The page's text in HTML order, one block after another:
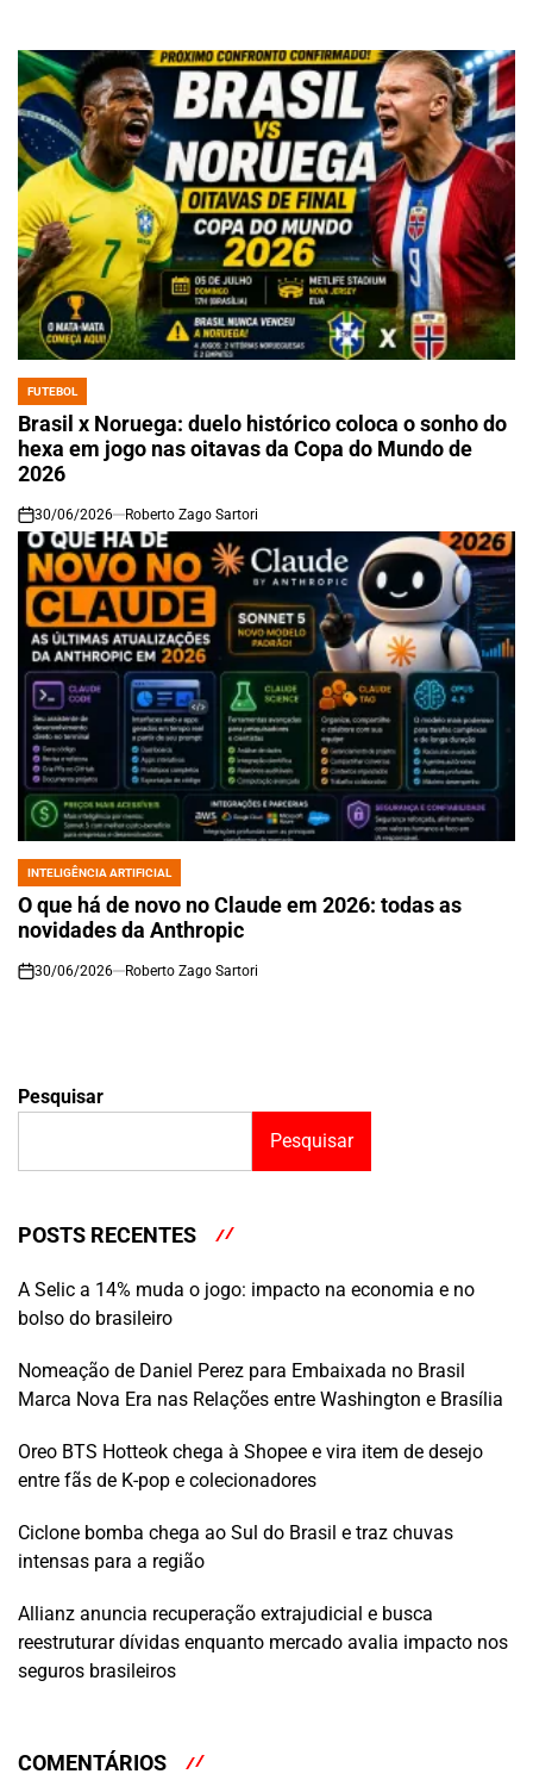
POSTED
IN
FUTEBOL
Brasil x Noruega: duelo histórico coloca o sonho do
hexa em jogo nas oitavas da Copa do Mundo de
2026
on
30/06/2026 Roberto Zago Sartori
POSTED
IN
INTELIGÊNCIA ARTIFICIAL
O que há de novo no Claude em 2026: todas as
novidades da Anthropic
on
30/06/2026 Roberto Zago Sartori
Pesquisar
Pesquisar
POSTS RECENTES
A Selic a 14% muda o jogo: impacto na economia e no
bolso do brasileiro
Nomeação de Daniel Perez para Embaixada no Brasil
Marca Nova Era nas Relações entre Washington e Brasília
Oreo BTS Hotteok chega à Shopee e vira item de desejo
entre fãs de K-pop e colecionadores
Ciclone bomba chega ao Sul do Brasil e traz chuvas
intensas para a região
Allianz anuncia recuperação extrajudicial e busca
reestruturar dívidas enquanto mercado avalia impacto nos
seguros brasileiros
COMENTÁRIOS